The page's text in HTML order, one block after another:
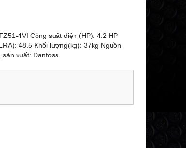
4VI Công suất điện (HP): 4.2 HP
48.5 Khối lượng(kg): 37kg Nguồn
xuất: Danfoss